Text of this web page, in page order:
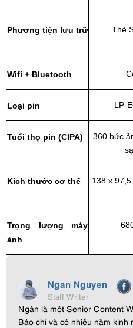
Phương tiện lưu trữ Thẻ
Wifi + Bluetooth
Loại pin LP-
Tuổi thọ pin (CIPA)
360 bức
Kích thước cơ thể 138 x
Trọng lượng máy
ảnh
Ngan Nguyen
Staff Writer
Ngân là một Senior Content
Báo chí và có nhiều năm kinh